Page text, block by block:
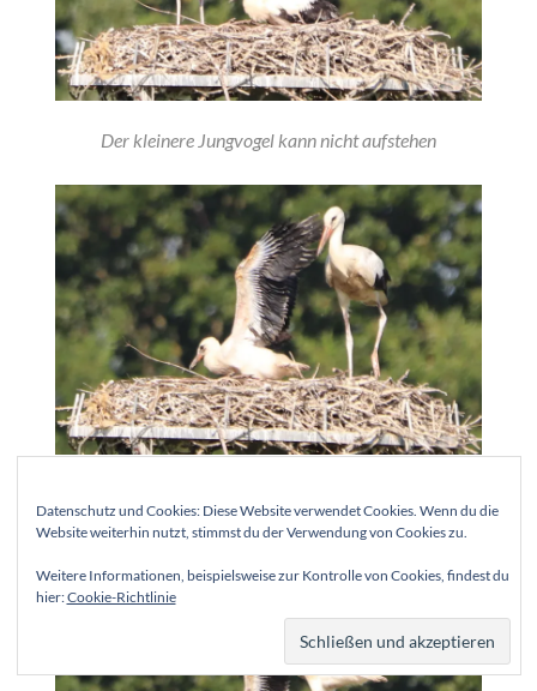
Der kleinere Jungvogel kann nicht aufstehen
trainieren
Datenschutz und Cookies: Diese Website verwendet Cookies. Wenn du die
Website weiterhin nutzt, stimmst du der Verwendung von Cookies zu.
Weitere Informationen, beispielsweise zur Kontrolle von Cookies, findest du
hier:Cookie-Richtlinie